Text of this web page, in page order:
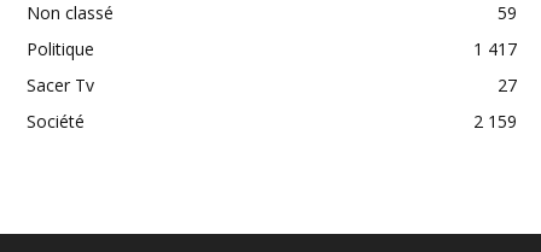
Non classé
59
Politique
1 417
Sacer Tv
27
Société
2 159